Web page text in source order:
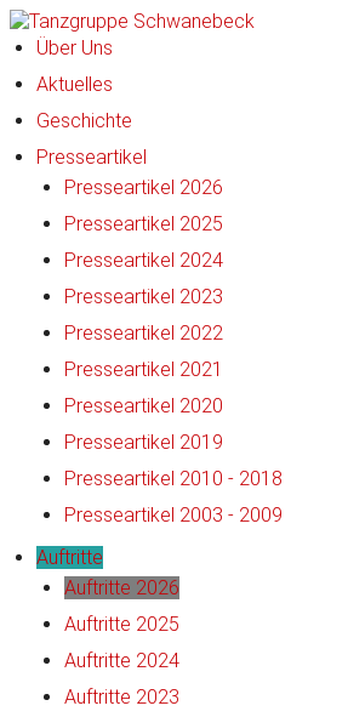
Über Uns
Aktuelles
Geschichte
Presseartikel
Presseartikel 2026
Presseartikel 2025
Presseartikel 2024
Presseartikel 2023
Presseartikel 2022
Presseartikel 2021
Presseartikel 2020
Presseartikel 2019
Presseartikel 2010 - 2018
Presseartikel 2003 - 2009
Auftritte
Auftritte 2026
Auftritte 2025
Auftritte 2024
Auftritte 2023